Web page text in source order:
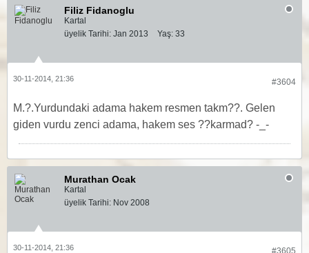
Filiz Fidanoglu
Kartal
üyelik Tarihi: Jan 2013 Yaş: 33
#3604
30-11-2014, 21:36
M.?.Yurdundaki adama hakem resmen takm??. Gelen
giden vurdu zenci adama, hakem ses ??karmad? -_-
Murathan Ocak
Kartal
üyelik Tarihi: Nov 2008
#3605
30-11-2014, 21:36